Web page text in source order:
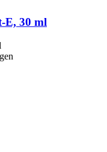
​E, 30 ml